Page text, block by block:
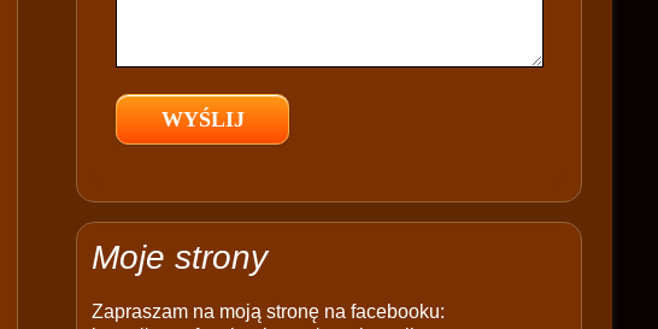
e
e
p
y
Moje strony
Zapraszam na moją stronę na facebooku: